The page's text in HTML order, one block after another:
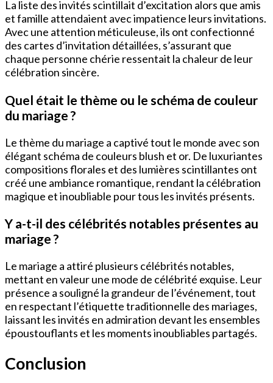
La liste des invités scintillait d’excitation alors que amis
et famille attendaient avec impatience leurs invitations.
Avec une attention méticuleuse, ils ont confectionné
des cartes d’invitation détaillées, s’assurant que
chaque personne chérie ressentait la chaleur de leur
célébration sincère.
Quel était le thème ou le schéma de couleur
du mariage ?
Le thème du mariage a captivé tout le monde avec son
élégant schéma de couleurs blush et or. De luxuriantes
compositions florales et des lumières scintillantes ont
créé une ambiance romantique, rendant la célébration
magique et inoubliable pour tous les invités présents.
Y a-t-il des célébrités notables présentes au
mariage ?
Le mariage a attiré plusieurs célébrités notables,
mettant en valeur une mode de célébrité exquise. Leur
présence a souligné la grandeur de l’événement, tout
en respectant l’étiquette traditionnelle des mariages,
laissant les invités en admiration devant les ensembles
époustouflants et les moments inoubliables partagés.
Conclusion